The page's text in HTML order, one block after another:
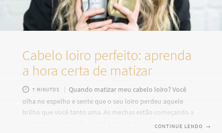
Cabelo loiro perfeito: aprenda
a hora certa de matizar
7 MINUTOS
Quando matizar meu cabelo loiro? Você
olha no espelho e sente que o seu loiro perdeu aquele
brilho que você tanto ama. As mechas estão começando a
puxar para o amarelo ou até para um tom alaranjado que
CONTINUE LENDO →